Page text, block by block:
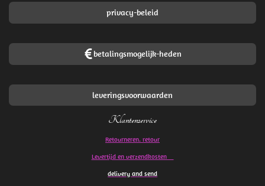
privacy-beleid
betalingsmogelijk-heden
leveringsvoorwaarden
Klantenservice
Retourneren. retour
Levertijd en verzendkosten
delivery and send